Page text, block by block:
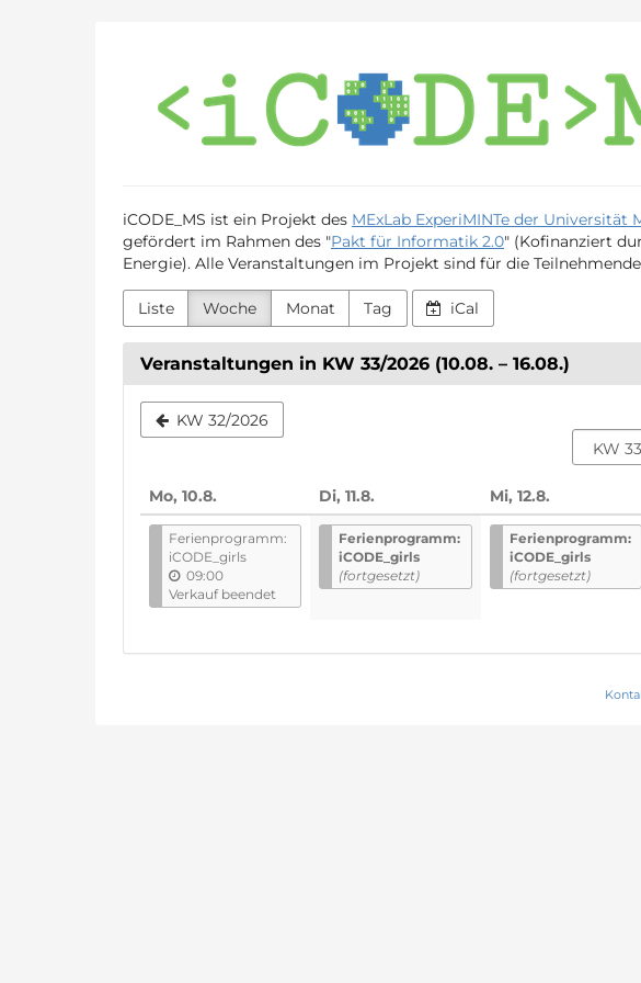
iCODE_MS
iCODE_MS ist ein Projekt des MExLab ExperiMINTe der Universität
gefördert im Rahmen des "Pakt für Informatik 2.0" (Kofinanziert
Energie). Alle Veranstaltungen im Projekt sind für die
Liste Woche Monat Tag iCal
Veranstaltungen in KW 33/2026 (10.08. – 16.08.)
KW 32/2026
auswählen
Mo, 10.8.
Ferienprogramm:
iCODE_girls
09:00
Verkauf beendet
Di, 11.8.
Ferienprogramm:
iCODE_girls
(fortgesetzt)
Mi, 12.8.
Ferienprogramm:
iCODE_girls
(fortgesetzt)